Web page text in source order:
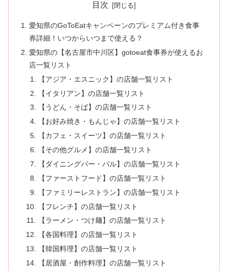
目次
愛知県のGoToEatキャンペーンのプレミアム付き食事
券詳細！いつからいつまで使える？
愛知県の【名古屋市中川区】gotoeat食事券が使えるお
店一覧リスト
【アジア・エスニック】の店舗一覧リスト
【イタリアン】の店舗一覧リスト
【うどん・そば】の店舗一覧リスト
【お好み焼き・もんじゃ】の店舗一覧リスト
【カフェ・スイーツ】の店舗一覧リスト
【その他グルメ】の店舗一覧リスト
【ダイニングバー・バル】の店舗一覧リスト
【ファーストフード】の店舗一覧リスト
【ファミリーレストラン】の店舗一覧リスト
【フレンチ】の店舗一覧リスト
【ラーメン・つけ麺】の店舗一覧リスト
【各国料理】の店舗一覧リスト
【韓国料理】の店舗一覧リスト
【居酒屋・創作料理】の店舗一覧リスト